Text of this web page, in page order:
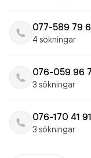
077-589 79
4 sökningar
076-059 96
3 sökningar
076-170 41 91
3 sökningar